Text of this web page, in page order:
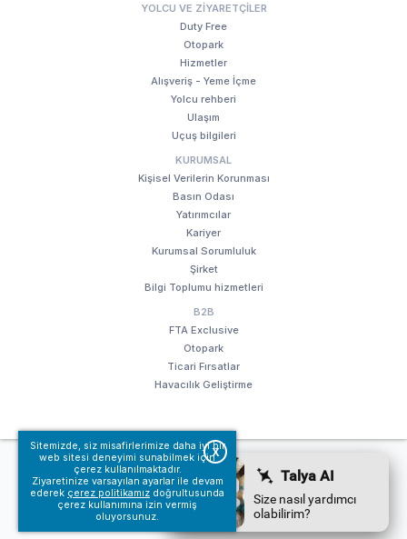
Sitemizde, siz misafirlerimize daha iyi bir
web sitesi deneyimi sunabilmek için
çerez kullanılmaktadır.
Ziyaretinize varsayılan ayarlar ile devam
ederek çerez politikamız doğrultusunda
çerez kullanımına izin vermiş
oluyorsunuz.
X
YOLCU VE ZIYARETÇILER
Duty Free
Otopark
Hizmetler
Alışveriş - Yeme İçme
Yolcu rehberi
Ulaşım
Uçuş bilgileri
KURUMSAL
Kişisel Verilerin Korunması
Basın Odası
Yatırımcılar
Kariyer
Kurumsal Sorumluluk
Şirket
Bilgi Toplumu hizmetleri
B2B
FTA Exclusive
Otopark
Ticari Fırsatlar
Havacılık Geliştirme
© Fraport TAV Antalya Havalimanı, 2018. Tüm hakları saklıdır.
Kullanım koşullarımız
Bilgi Toplumu hizmetleri